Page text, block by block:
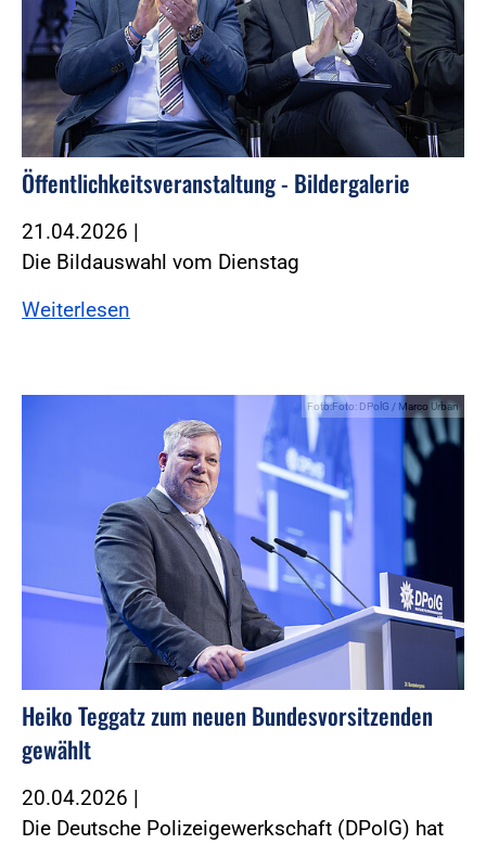
Öffentlichkeitsveranstaltung - Bildergalerie
21.04.2026 |
Die Bildauswahl vom Dienstag
Weiterlesen
Foto:Foto: DPolG / Marco Urban
Heiko Teggatz zum neuen Bundesvorsitzenden
gewählt
20.04.2026 |
Die Deutsche Polizeigewerkschaft (DPolG) hat